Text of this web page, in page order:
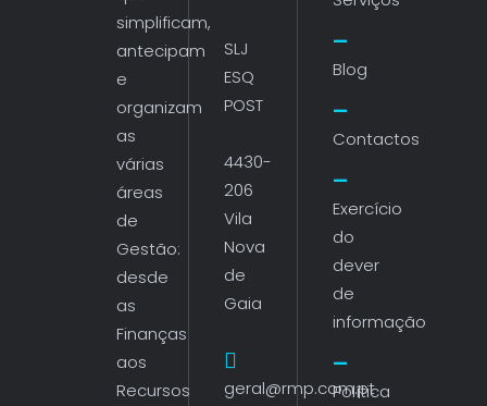
simplificam,
antecipam
e
organizam
as
várias
áreas
de
Gestão:
desde
as
Finanças
aos
Recursos
SLJ
ESQ
POST
4430-
206
Vila
Nova
de
Gaia
geral@rmp.com.pt
Blog
Contactos
Exercício
do
dever
de
informação
Política